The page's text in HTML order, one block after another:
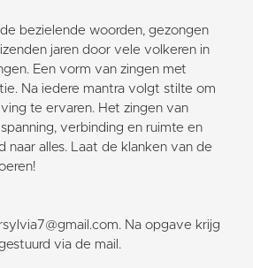
bezielende woorden, gezongen
jaren door vele volkeren in
Een vorm van zingen met
Na iedere mantra volgt stilte om
te ervaren. Het zingen van
verbinding en ruimte en
naar alles. Laat de klanken van de
Na opgave krijg
via de mail.